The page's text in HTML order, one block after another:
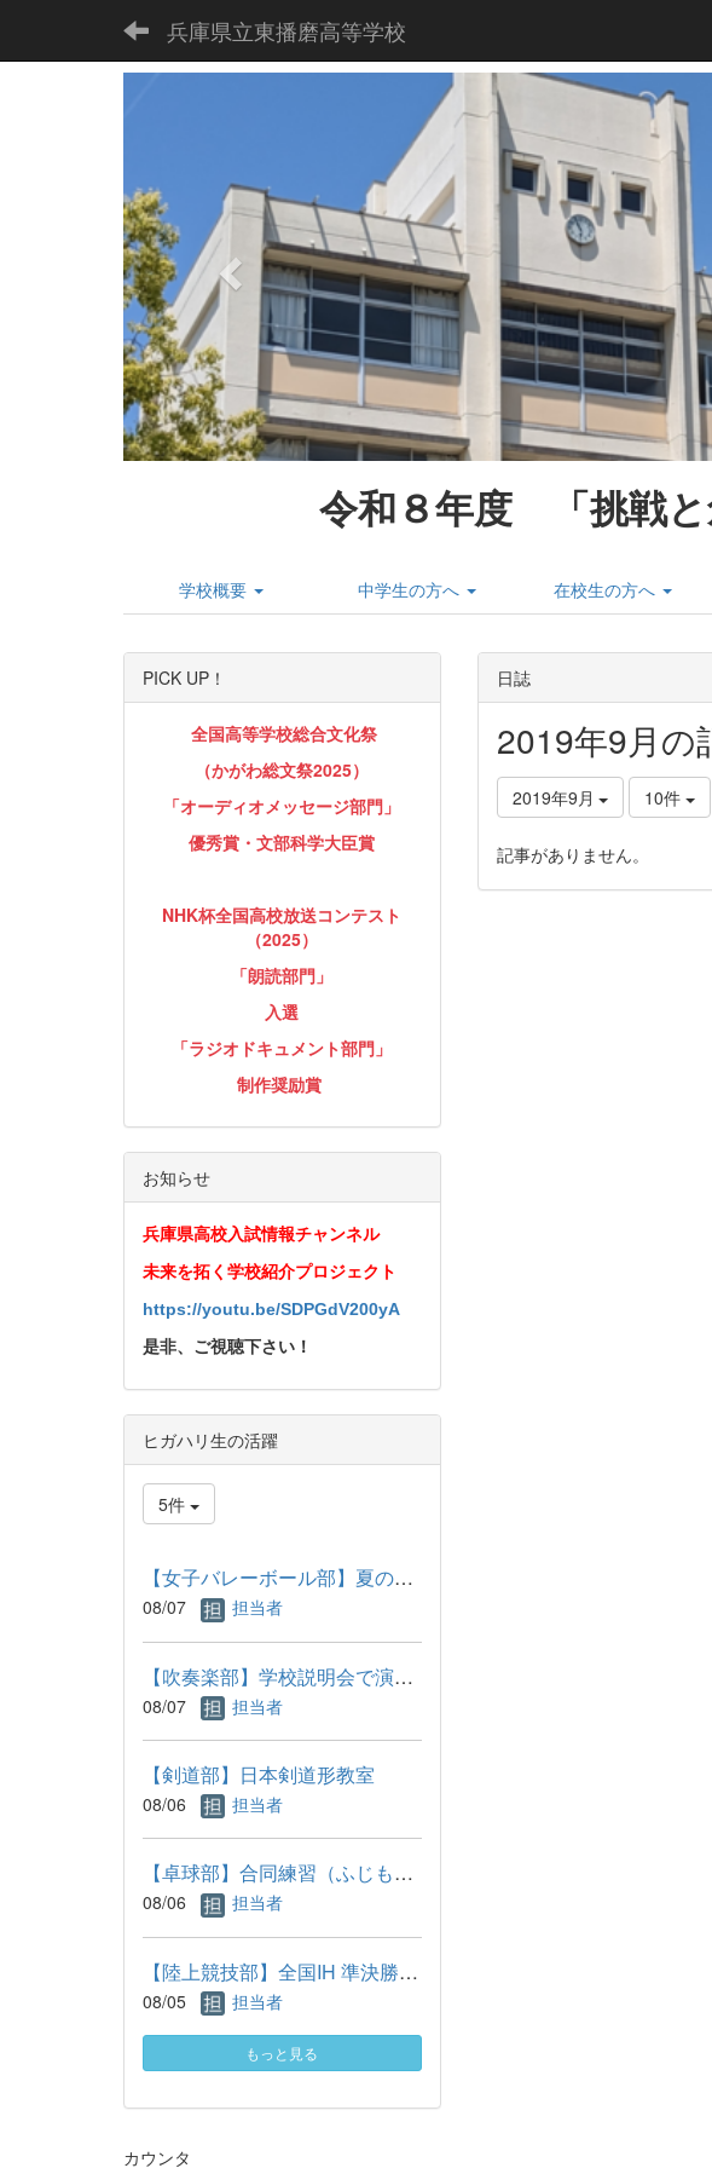
兵庫県立東播磨高等学校
v
i
o
u
令和８年度 「挑戦と
学校概要 中学生の方へ 在校生の方へ
日誌
2019年9月の
2019年9月 10件
記事がありません。
PICK UP！
全国高等学校総合文化祭
（かがわ総文祭2025）
「オーディオメッセージ部門」
優秀賞・文部科学大臣賞
NHK杯全国高校放送コンテスト
（2025）
「朗読部門」
入選
「ラジオドキュメント部門」
制作奨励賞
お知らせ
兵庫県高校入試情報チャンネル
未来を拓く学校紹介プロジェクト
https://youtu.be/SDPGdV200yA
是非、ご視聴下さい！
ヒガハリ生の活躍
5件
【女子バレーボール部】夏の練習
08/07 担当者
【吹奏楽部】学校説明会で演奏しました
08/07 担当者
【剣道部】日本剣道形教室
08/06 担当者
【卓球部】合同練習（ふじもりTTC）
08/06 担当者
【陸上競技部】全国IH 準決勝進出！
08/05 担当者
もっと見る
カウンタ